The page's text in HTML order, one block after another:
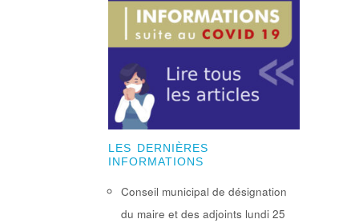
LES DERNIÈRES
INFORMATIONS
Conseil municipal de désignation
du maire et des adjoints lundi 25